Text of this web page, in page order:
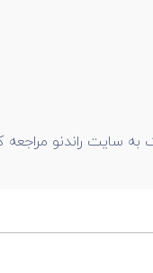
سایت راندنو مراجعه